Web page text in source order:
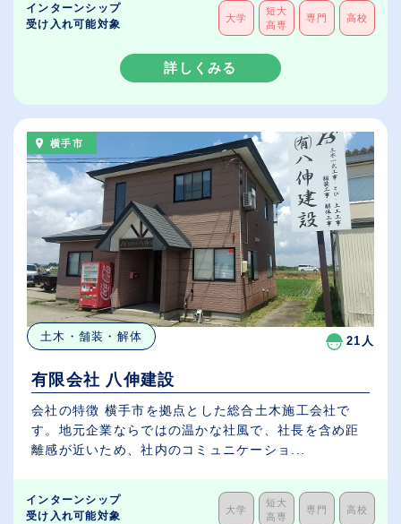
インターンシップ
受け入れ可能対象
大学
短大
高専
専門 高校
詳しくみる
横手市
土木・舗装・解体 21人
有限会社 八伸建設
会社の特徴 横手市を拠点とした総合土木施工会社で
す。地元企業ならではの温かな社風で、社長を含め距
離感が近いため、社内のコミュニケーショ...
インターンシップ
受け入れ可能対象
大学
短大
高専
専門 高校